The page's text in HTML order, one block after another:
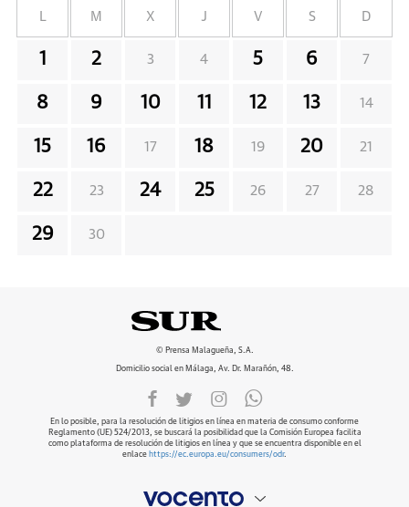
L M X J V S D
1 2 3 4 5 6 7
8 9 10 11 12 13 14
15 16 17 18 19 20 21
22 23 24 25 26 27 28
29 30
© Prensa Malagueña, S.A.
Domicilio social en Málaga, Av. Dr. Marañón, 48.
En lo posible, para la resolución de litigios en línea en materia de consumo conforme
Reglamento (UE) 524/2013, se buscará la posibilidad que la Comisión Europea facilita
como plataforma de resolución de litigios en línea y que se encuentra disponible en el
enlace https://ec.europa.eu/consumers/odr.